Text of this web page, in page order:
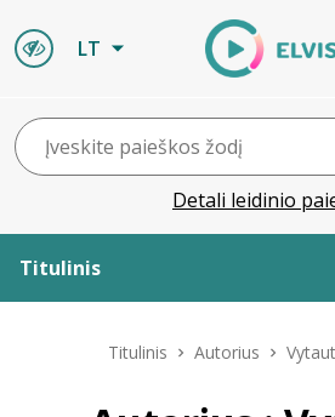
LT
Detali leidinio
Titulinis
Leidiniai
Titulinis Autorius